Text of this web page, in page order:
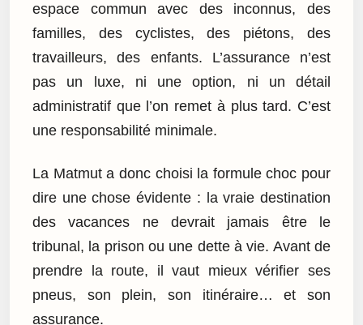
espace commun avec des inconnus, des
familles, des cyclistes, des piétons, des
travailleurs, des enfants. L’assurance n’est
pas un luxe, ni une option, ni un détail
administratif que l’on remet à plus tard. C’est
une responsabilité minimale.
La Matmut a donc choisi la formule choc pour
dire une chose évidente : la vraie destination
des vacances ne devrait jamais être le
tribunal, la prison ou une dette à vie. Avant de
prendre la route, il vaut mieux vérifier ses
pneus, son plein, son itinéraire… et son
assurance.